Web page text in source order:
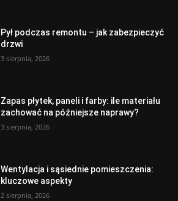
Pył podczas remontu – jak zabezpieczyć
drzwi
3 sierpnia, 2026
Zapas płytek, paneli i farby: ile materiału
zachować na późniejsze naprawy?
3 sierpnia, 2026
Wentylacja i sąsiednie pomieszczenia:
kluczowe aspekty
2 sierpnia, 2026